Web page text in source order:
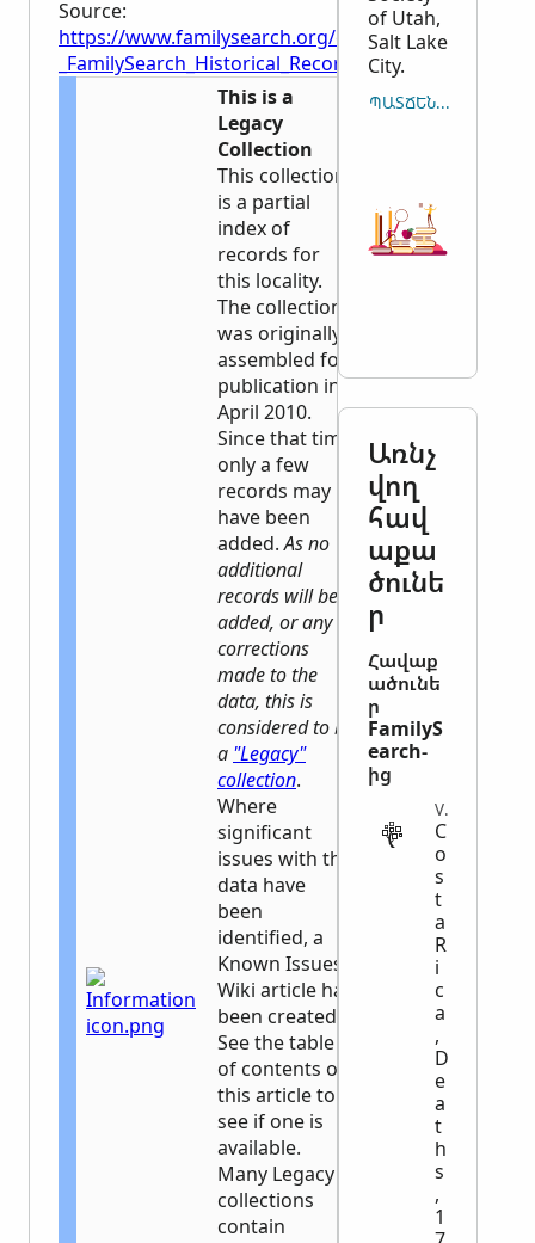
Source:
https://www.familysearch.org/en/wiki/
_FamilySearch_Historical_Records
This is a
Legacy
Collection
This collection
is a partial
index of
records for
this locality.
The collection
was originally
assembled for
publication in
April 2010.
Since that time
only a few
records may
have been
added.As no
additional
records will be
added, or any
corrections
made to the
data, this is
considered to be
a "Legacy"
collection.
Where
significant
issues with the
data have
been
identified, a
Known Issues
Wiki article has
been created.
See the table
of contents of
this article to
see if one is
available.
Many Legacy
collections
contain
of Utah,
Salt Lake
City.
ՊԱՏՃԵՆԵԼ
Առնչ
վող
հավ
աքա
ծունե
ր
Հավաք
ածունե
ր
FamilyS
earch-
ից
VITAL
C
o
s
t
a
R
i
c
a
,
D
e
a
t
h
s
,
1